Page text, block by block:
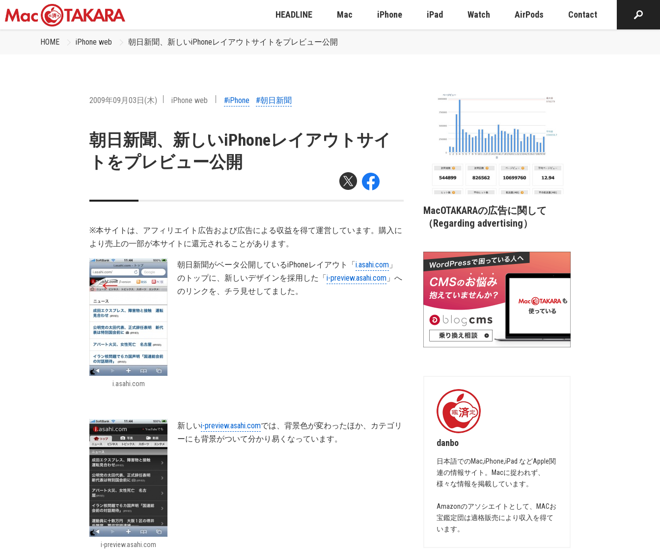
HEADLINE Mac iPhone iPad Watch AirPods Contact
HOME iPhone web 朝日新聞、新しいiPhoneレイアウトサイトをプレビュー公開
2009年09月03日(木) iPhone web #iPhone #朝日新聞
朝日新聞、新しいiPhoneレイアウトサイ
トをプレビュー公開
※本サイトは、アフィリエイト広告および広告による収益を得て運営しています。購入に
より売上の一部が本サイトに還元されることがあります。
i.asahi.com
朝日新聞がベータ公開しているiPhoneレイアウト「i.asahi.com 」
のトップに、新しいデザインを採用した「i-preview.asahi.com 」へ
のリンクを、チラ見せしてました。
i-preview.asahi.com
新しいi-preview.asahi.comでは、背景色が変わったほか、カテゴリ
ーにも背景がついて分かり易くなっています。
MacOTAKARAの広告に関して
（Regarding advertising）
danbo
日本語でのMac,iPhone,iPad などApple関
連の情報サイト。Macに捉われず、
様々な情報を掲載しています。
Amazonのアソシエイトとして、MACお
宝鑑定団は適格販売により収入を得て
います。